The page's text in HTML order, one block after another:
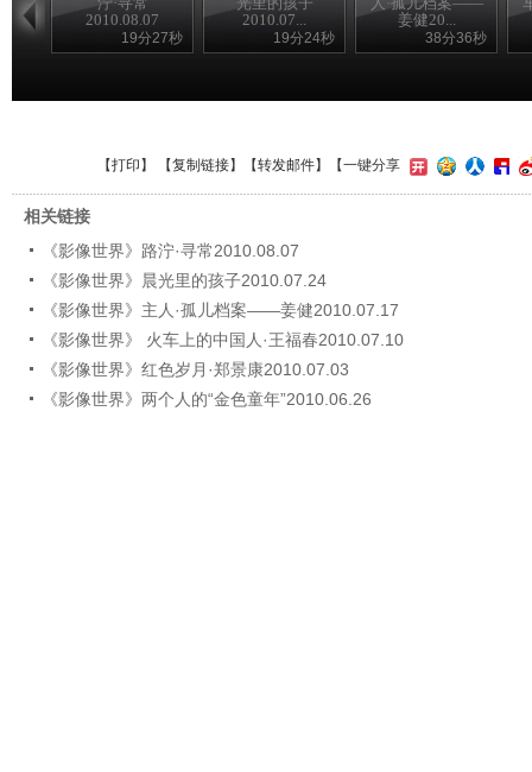
2010.08.07
19分27秒
2010.07...
19分24秒
姜健20...
38分36秒
【打印 】 【复制链接】【转发邮件】 【一键分享
相关链接
《影像世界》路泞·寻常2010.08.07
《影像世界》晨光里的孩子2010.07.24
《影像世界》主人·孤儿档案——姜健2010.07.17
《影像世界》 火车上的中国人·王福春2010.07.10
《影像世界》红色岁月·郑景康2010.07.03
《影像世界》两个人的“金色童年”2010.06.26